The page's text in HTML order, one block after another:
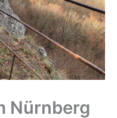
Nürnberg